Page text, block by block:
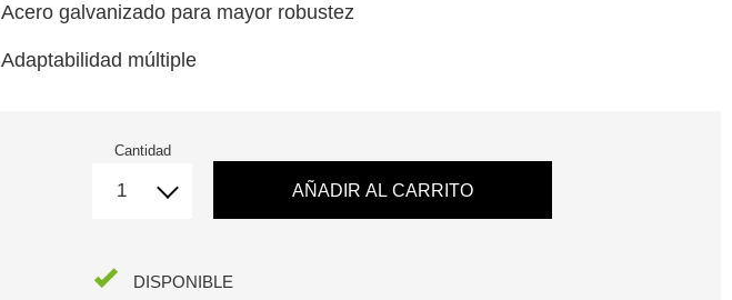
Acero galvanizado para mayor robustez
Adaptabilidad múltiple
Cantidad
AÑADIR AL CARRITO
DISPONIBLE